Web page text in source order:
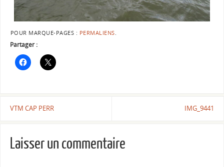
POUR MARQUE-PAGES : PERMALIENS.
Partager :
VTM CAP PERR IMG_9441
Laisser un commentaire